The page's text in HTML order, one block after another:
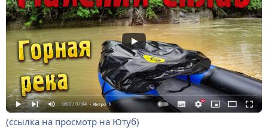
(ссылка на просмотр на Ютуб)